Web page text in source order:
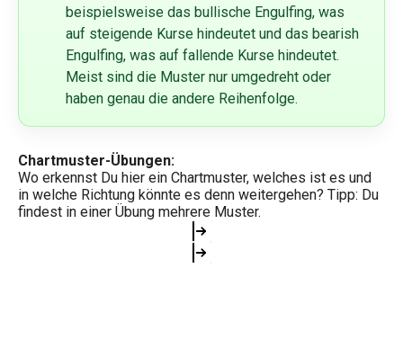
beispielsweise das bullische Engulfing, was
auf steigende Kurse hindeutet und das bearish
Engulfing, was auf fallende Kurse hindeutet.
Meist sind die Muster nur umgedreht oder
haben genau die andere Reihenfolge.
Chartmuster-Übungen:
Wo erkennst Du hier ein Chartmuster, welches ist es und
in welche Richtung könnte es denn weitergehen? Tipp: Du
findest in einer Übung mehrere Muster.